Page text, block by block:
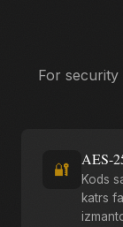
For
🔐
AES-
Kods
katrs